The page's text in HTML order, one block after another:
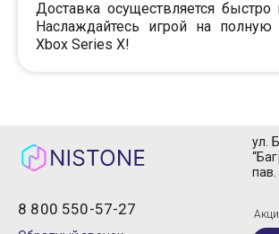
Доставка осуществляется быстро
Наслаждайтесь игрой на
Xbox Series X!
8 800 550-57-27
ул.